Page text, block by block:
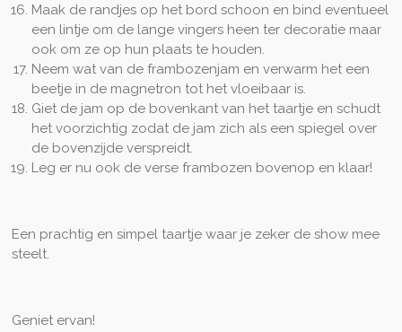
Maak de randjes op het bord schoon en bind eventueel
een lintje om de lange vingers heen ter decoratie maar
ook om ze op hun plaats te houden.
Neem wat van de frambozenjam en verwarm het een
beetje in de magnetron tot het vloeibaar is.
Giet de jam op de bovenkant van het taartje en schudt
het voorzichtig zodat de jam zich als een spiegel over
de bovenzijde verspreidt.
Leg er nu ook de verse frambozen bovenop en klaar!
Een prachtig en simpel taartje waar je zeker de show mee
steelt.
Geniet ervan!